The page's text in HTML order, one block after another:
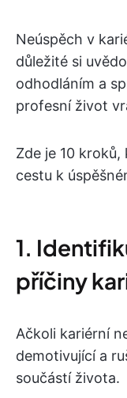
Neúspěch v
důležité si
odhodláním a
profesní život
Zde je 10
cestu k
1.
příčiny
Ačkoli kariérní
demotivující a
součástí života.